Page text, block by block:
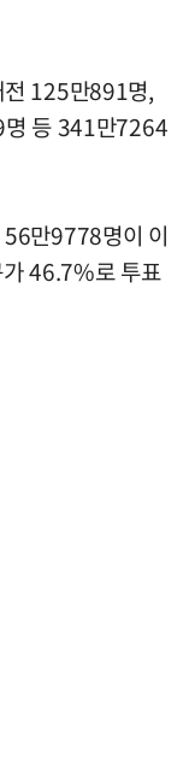
전 125만891명,
등 341만7264
56만9778명이 이
46.7%로 투표